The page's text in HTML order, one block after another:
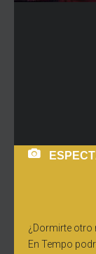
¿Dormirte otro
En Tempo